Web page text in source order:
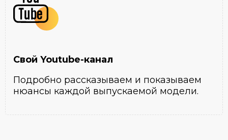
Свой Youtube-канал
Подробно рассказываем и показываем
нюансы каждой выпускаемой модели.